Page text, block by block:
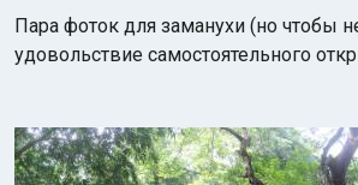
Пара фоток для заманухи (но чтобы
удовольствие самостоятельного